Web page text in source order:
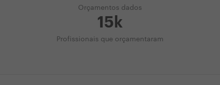
Orçamentos dados
15k
Profissionais que orçamentaram